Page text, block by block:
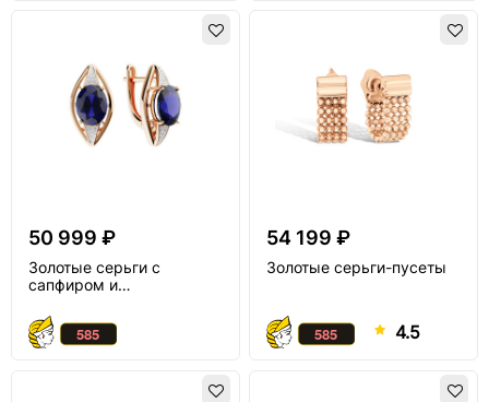
50 999 ₽
Золотые серьги с
сапфиром и
54 199 ₽
Золотые серьги-пусеты
4.5